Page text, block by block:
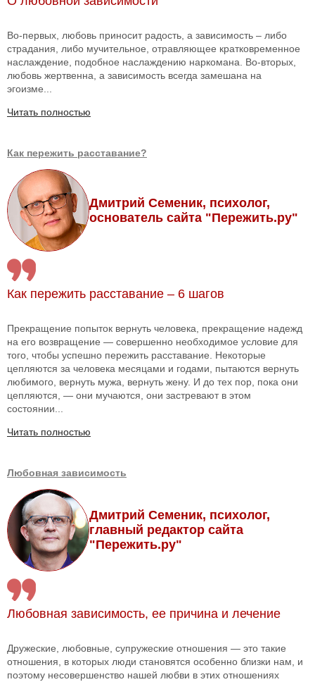
Во-первых, любовь приносит радость, а зависимость – либо
страдания, либо мучительное, отравляющее кратковременное
наслаждение, подобное наслаждению наркомана. Во-вторых,
любовь жертвенна, а зависимость всегда замешана на
эгоизме...
Читать полностью
Как пережить расставание?
Дмитрий Семеник, психолог,
основатель сайта "Пережить.ру"
Как пережить расставание – 6 шагов
Прекращение попыток вернуть человека, прекращение надежд
на его возвращение — совершенно необходимое условие для
того, чтобы успешно пережить расставание. Некоторые
цепляются за человека месяцами и годами, пытаются вернуть
любимого, вернуть мужа, вернуть жену. И до тех пор, пока они
цепляются, — они мучаются, они застревают в этом
состоянии...
Читать полностью
Любовная зависимость
Дмитрий Семеник, психолог,
главный редактор сайта
"Пережить.ру"
Любовная зависимость, ее причина и лечение
Дружеские, любовные, супружеские отношения — это такие
отношения, в которых люди становятся особенно близки нам, и
поэтому несовершенство нашей любви в этих отношениях